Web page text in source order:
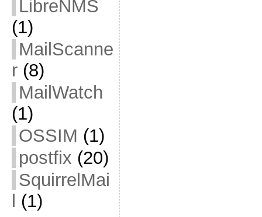
LibreNMS
(1)
MailScanne
r(8)
MailWatch
(1)
OSSIM (1)
postfix (20)
SquirrelMai
(1)